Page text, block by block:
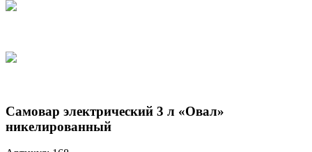
Самовар электрический 3 л «Овал»
никелированный